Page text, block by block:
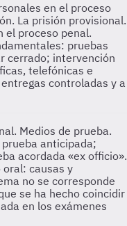
en el proceso
La prisión provisional.
el proceso penal.
pruebas
cerrado; intervención
telefónicas e
controladas y a
Medios de prueba.
anticipada;
acordada «ex officio».
oral: causas y
no se corresponde
se ha hecho coincidir
en los exámenes